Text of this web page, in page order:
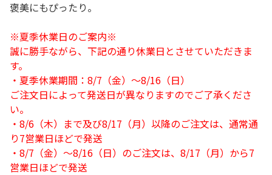
褒美にもぴったり。
※夏季休業日のご案内※
誠に勝手ながら、下記の通り休業日とさせていただきま
す。
・夏季休業期間：8/7（金）～8/16（日）
ご注文日によって発送日が異なりますのでご了承くださ
い。
・8/6（木）まで及び8/17（月）以降のご注文は、通常通
り7営業日ほどで発送
・8/7（金）～8/16（日）のご注文は、8/17（月）から7
営業日ほどで発送